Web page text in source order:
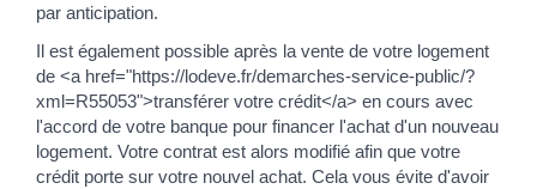
par anticipation.
Il est également possible après la vente de votre logement
de <a href="https://lodeve.fr/demarches-service-public/?
xml=R55053">transférer votre crédit</a> en cours avec
l'accord de votre banque pour financer l'achat d'un nouveau
logement. Votre contrat est alors modifié afin que votre
crédit porte sur votre nouvel achat. Cela vous évite d'avoir